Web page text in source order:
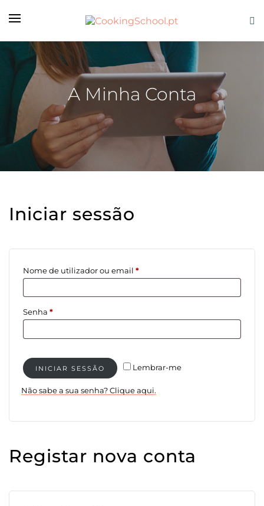
A Minha Conta
Iniciar sessão
Nome de utilizador ou email *Obrigatório
Senha *Obrigatório
Lembrar-me
INICIAR SESSÃO
Não sabe a sua senha? Clique aqui.
Registar nova conta